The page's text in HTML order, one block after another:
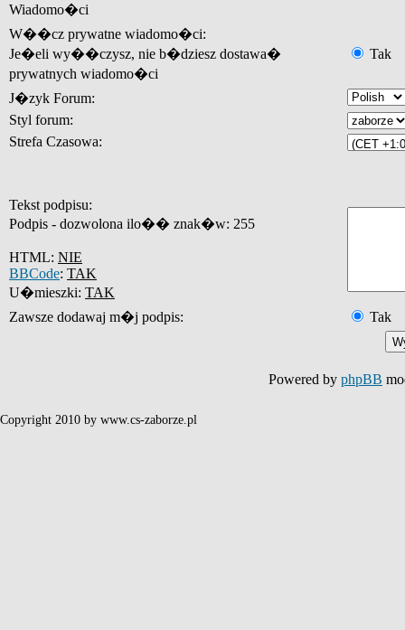
Wiadomo�ci
W��cz prywatne wiadomo�ci:
Je�eli wy��czysz, nie b�dziesz dostawa�
prywatnych wiadomo�ci
Tak
J�zyk Forum:
Styl forum:
Strefa Czasowa:
Tekst podpisu:
Podpis - dozwolona ilo�� znak�w: 255
HTML: NIE
BBCode: TAK
U�mieszki: TAK
Zawsze dodawaj m�j podpis:
Tak
Powered by phpBB
Copyright 2010 by www.cs-zaborze.pl